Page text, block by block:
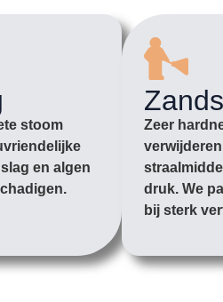
stoom
en algen
Zeer
druk. We
bij sterk